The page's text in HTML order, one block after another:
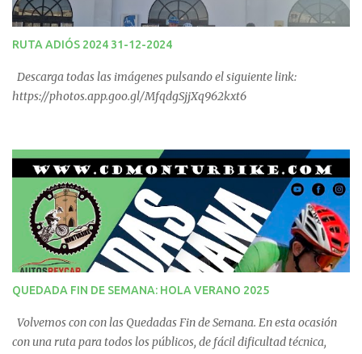
RUTA ADIÓS 2024 31-12-2024
Descarga todas las imágenes pulsando el siguiente link:
https://photos.app.goo.gl/MfqdgSjjXq962kxt6
QUEDADA FIN DE SEMANA: HOLA VERANO 2025
Volvemos con con las Quedadas Fin de Semana. En esta ocasión
con una ruta para todos los públicos, de fácil dificultad técnica,